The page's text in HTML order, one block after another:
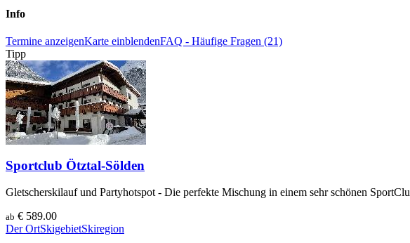
Info
Termine anzeigenKarte einblendenFAQ - Häufige Fragen (21)
Tipp
Sportclub Ötztal-Sölden
Gletscherskilauf und Partyhotspot - Die perfekte Mischung in einem sehr schönen
ab € 589.00
Der OrtSkigebietSkiregion